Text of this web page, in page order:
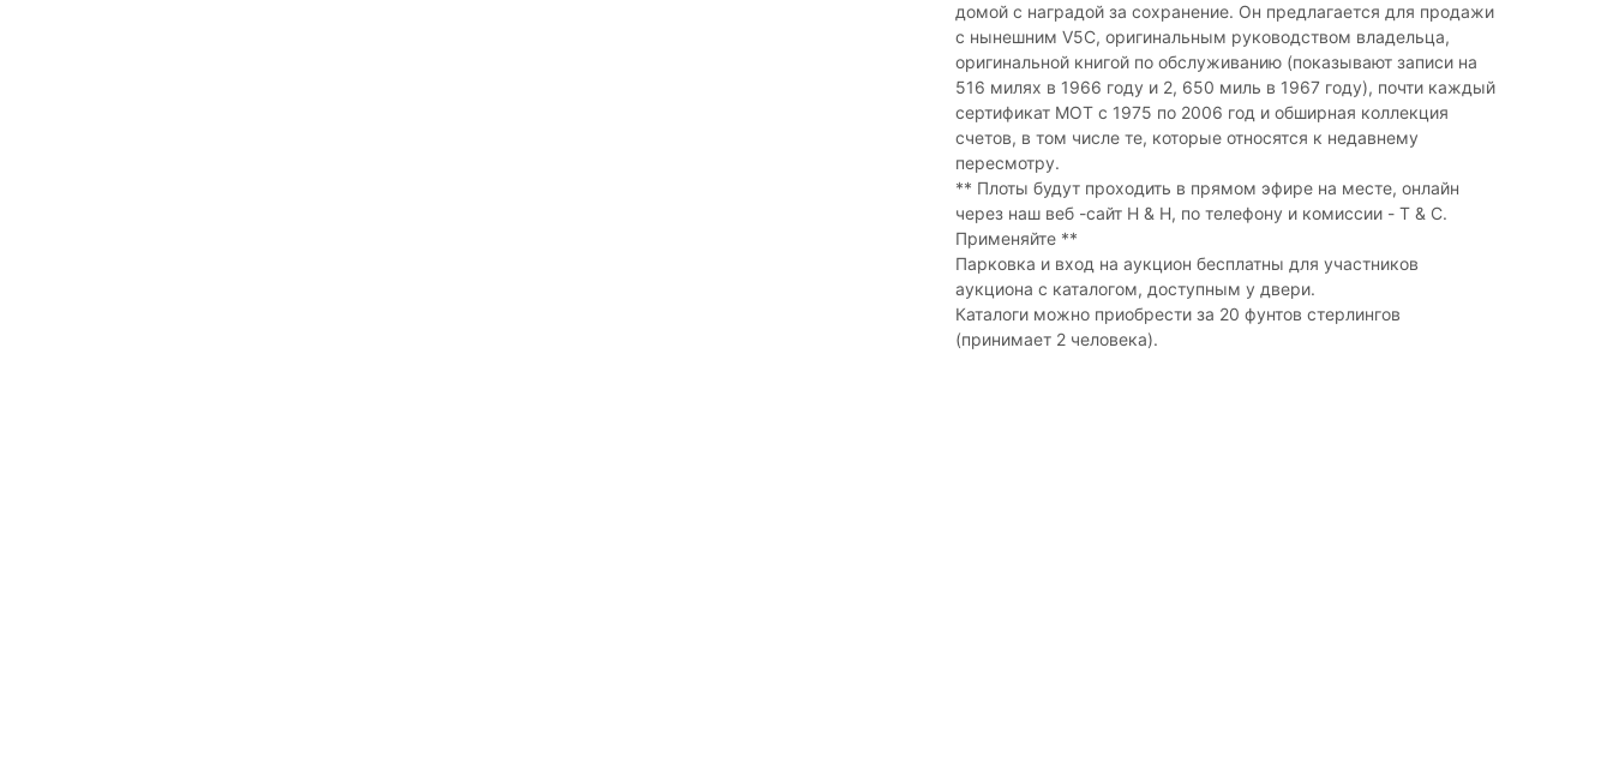
домой с наградой за сохранение. Он предлагается для продажи
с нынешним V5C, оригинальным руководством владельца,
оригинальной книгой по обслуживанию (показывают записи на
516 милях в 1966 году и 2, 650 миль в 1967 году), почти каждый
сертификат MOT с 1975 по 2006 год и обширная коллекция
счетов, в том числе те, которые относятся к недавнему
пересмотру.
** Плоты будут проходить в прямом эфире на месте, онлайн
через наш веб -сайт H & H, по телефону и комиссии - T & C.
Применяйте **
Парковка и вход на аукцион бесплатны для участников
аукциона с каталогом, доступным у двери.
Каталоги можно приобрести за 20 фунтов стерлингов
(принимает 2 человека).